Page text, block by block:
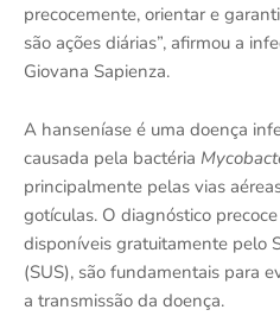
precocemente, orientar e
são ações diárias”, afirmou a
Giovana Sapienza.
A hanseníase é uma doença
causada pela bactéria
principalmente pelas vias
gotículas. O diagnóstico
disponíveis gratuitamente pelo
(SUS), são fundamentais para
a transmissão da doença.